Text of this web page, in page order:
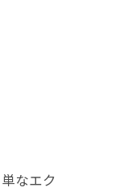
なエク